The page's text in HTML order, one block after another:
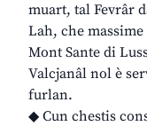
muart, tal Fevrâr
Lah, che
Mont Sante di
Valcjanâl nol è
furlan.
◆ Cun chestis